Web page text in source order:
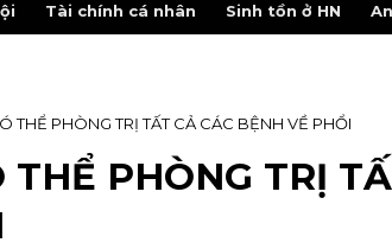
Tài chính cá nhân Sinh tồn ở HN
THỂ PHÒNG TRỊ TẤT CẢ CÁC BỆNH VỀ PHỔI
THỂ PHÒNG TRỊ